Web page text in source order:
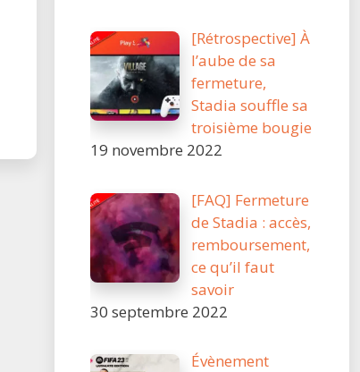
[Rétrospective] À
l’aube de sa
fermeture,
Stadia souffle sa
troisième bougie
19 novembre 2022
[FAQ] Fermeture
de Stadia : accès,
remboursement,
ce qu’il faut
savoir
30 septembre 2022
Évènement